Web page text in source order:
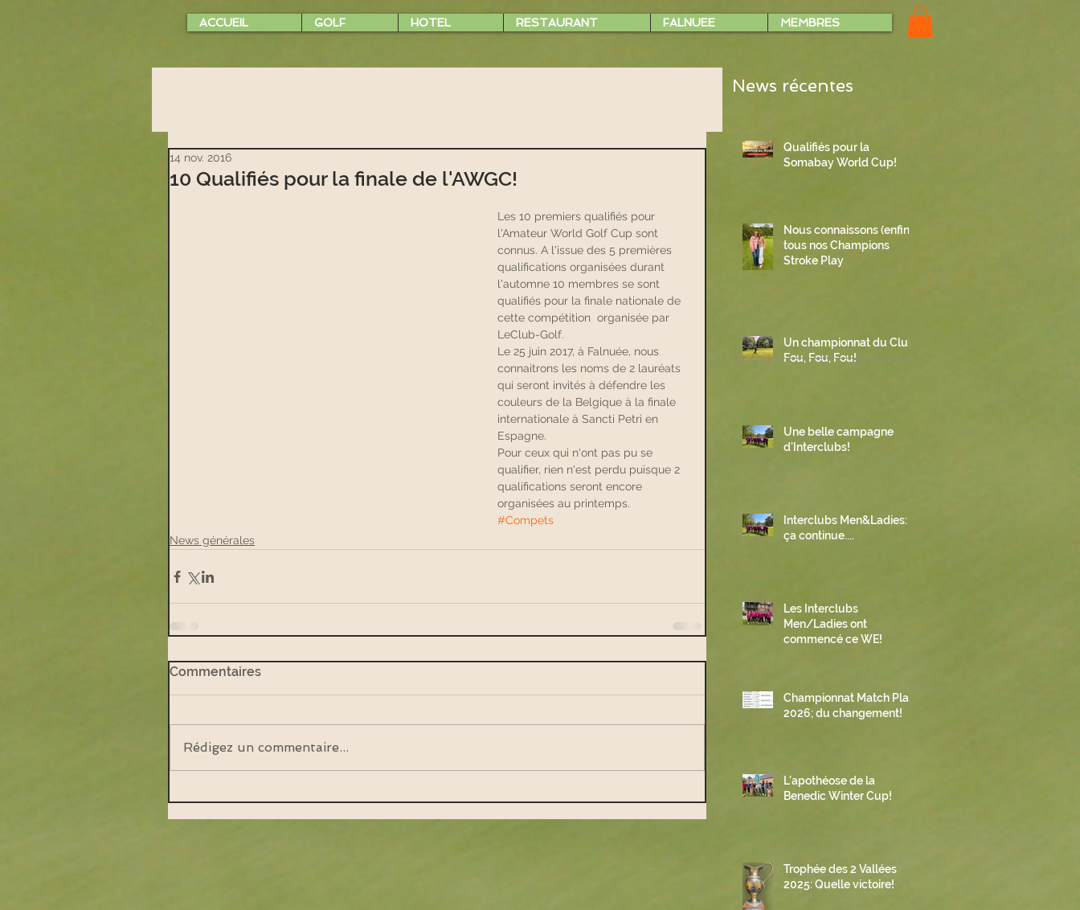
ACCUEIL GOLF HOTEL RESTAURANT FALNUEE MEMBRES
10 Qualifiés pour la finale de l'AWGC!
14 nov. 2016
Les 10 premiers qualifiés pour
l'Amateur World Golf Cup sont
connus. A l'issue des 5 premières
qualifications organisées durant
l'automne 10 membres se sont
qualifiés pour la finale nationale de
cette compétition  organisée par
LeClub-Golf.
Le 25 juin 2017, à Falnuée, nous
connaitrons les noms de 2 lauréats
qui seront invités à défendre les
couleurs de la Belgique à la finale
internationale à Sancti Petri en
Espagne.
Pour ceux qui n'ont pas pu se
qualifier, rien n'est perdu puisque 2
qualifications seront encore
organisées au printemps.
#Compets
News générales
Commentaires
Rédigez un commentaire...
News récentes
Qualifiés pour la
Somabay World Cup!
Nous connaissons (enfin)
tous nos Champions
Stroke Play
Un championnat du Club
Fou, Fou, Fou!
Une belle campagne
d'Interclubs!
Interclubs Men&Ladies:
ça continue....
Les Interclubs
Men/Ladies ont
commencé ce WE!
Championnat Match Play
2026; du changement!
L'apothéose de la
Benedic Winter Cup!
Trophée des 2 Vallées
2025: Quelle victoire!